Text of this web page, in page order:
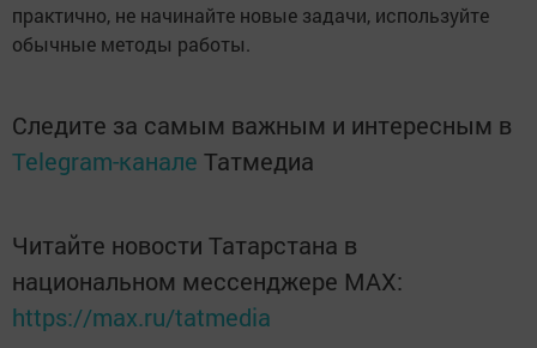
практично, не начинайте новые задачи, используйте
обычные методы работы.
Следите за самым важным и интересным в
Telegram-канале Татмедиа
Читайте новости Татарстана в
национальном мессенджере MАХ:
https://max.ru/tatmedia